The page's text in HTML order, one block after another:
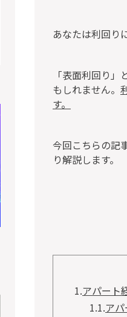
あなたは利回り
「表面利回り
もしれません。
す。
今回こちらの記
り解説します。
1.アパート
1.1.ア